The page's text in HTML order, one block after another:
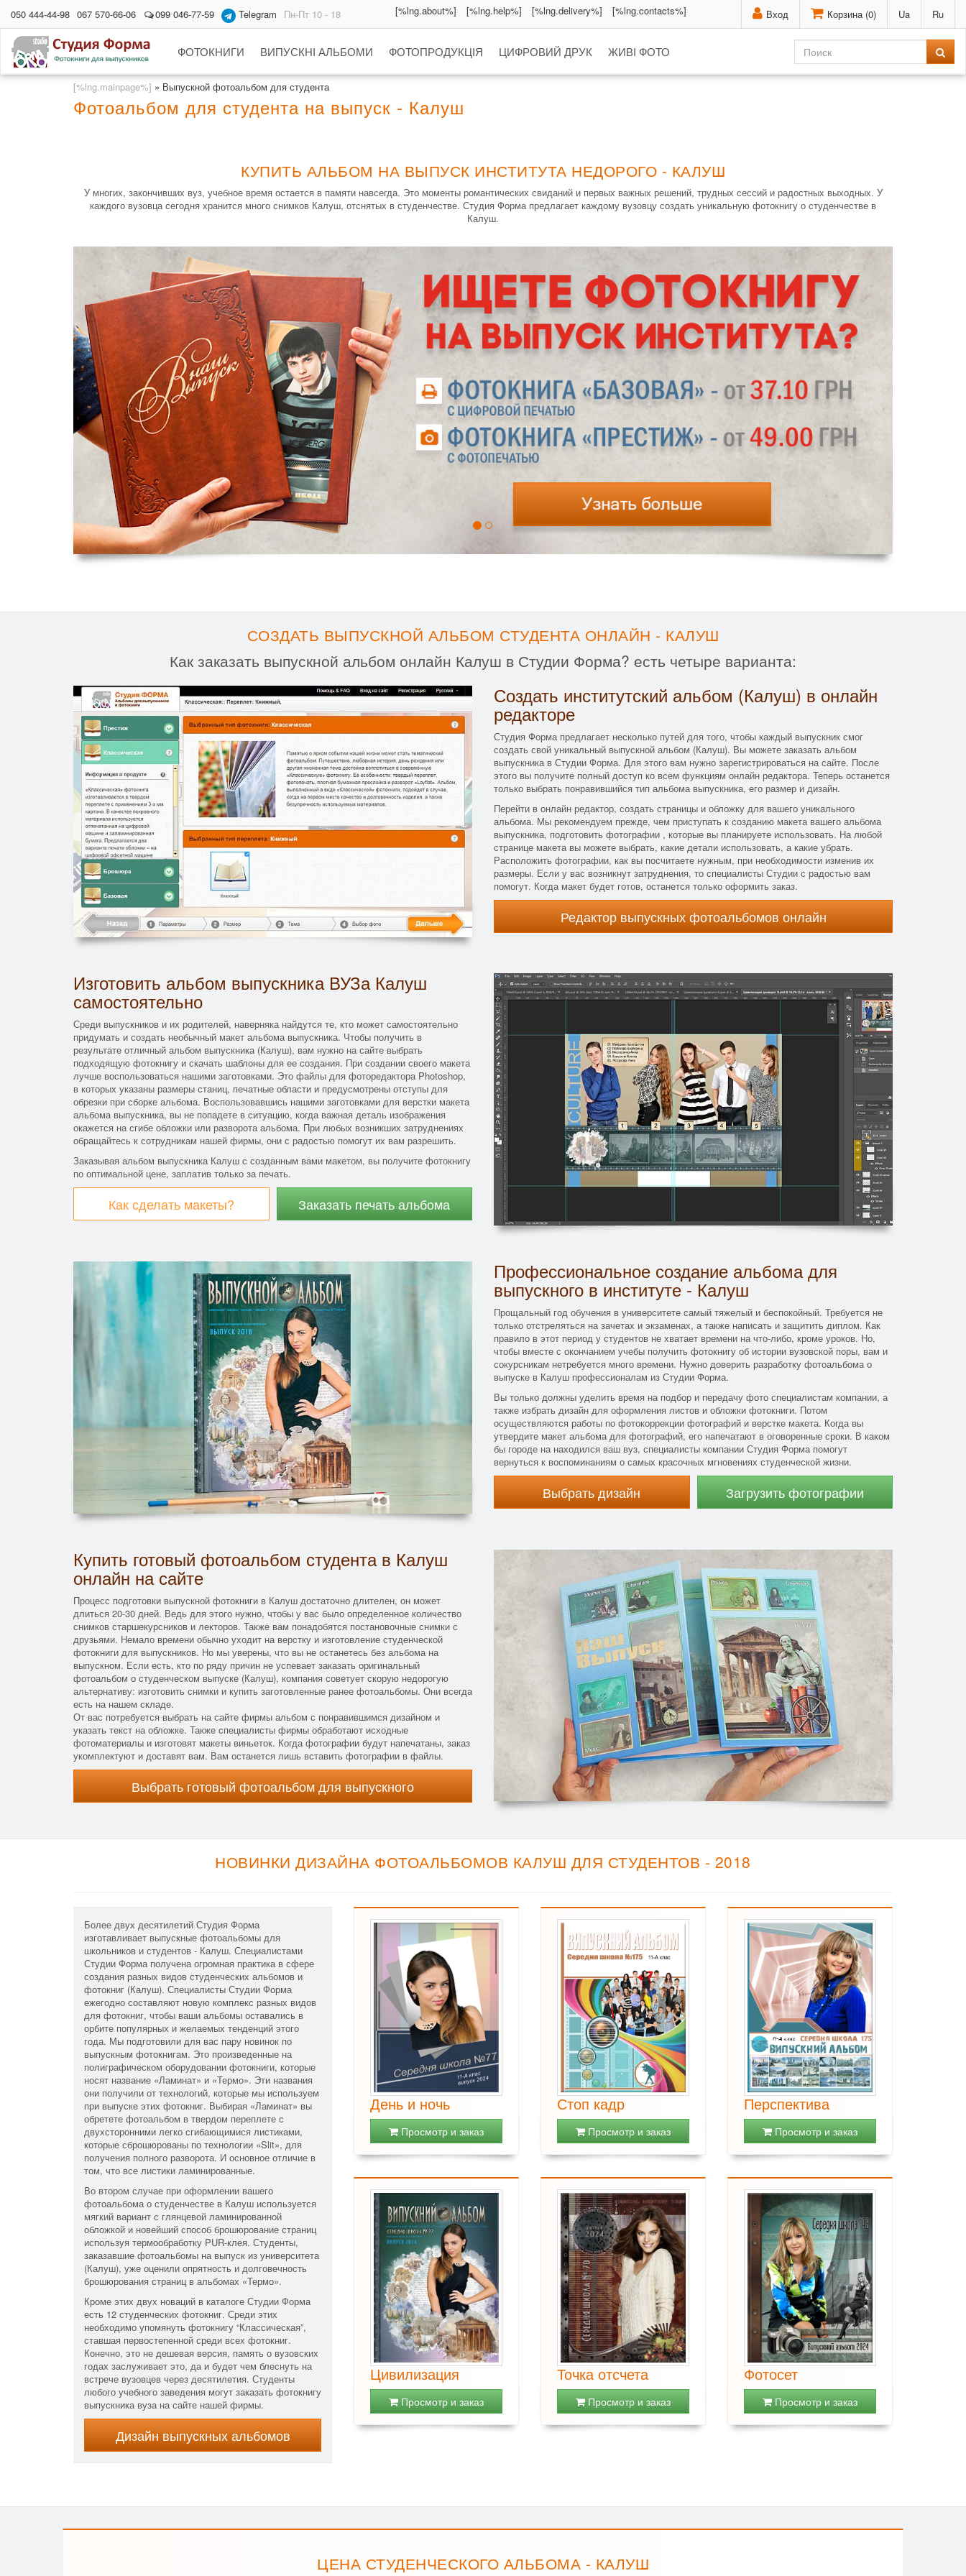
Вход Корзина (0) Ua Ru
050 444-44-98 067 570-66-06 099 046-77-59 Telegram Пн-Пт 10 - 18 [%lng.about%] [%lng.help%] [%lng.delivery%] [%lng.contacts%]
ФОТОКНИГИ ВИПУСКНІ АЛЬБОМИ ФОТОПРОДУКЦІЯ ЦИФРОВИЙ ДРУК ЖИВІ ФОТО
[%lng.mainpage%] » Выпускной фотоальбом для студента
Фотоальбом для студента на выпуск - Калуш
КУПИТЬ АЛЬБОМ НА ВЫПУСК ИНСТИТУТА НЕДОРОГО - КАЛУШ
У многих, закончивших вуз, учебное время остается в памяти навсегда. Это моменты романтических свиданий и первых важных решений, трудных сессий и радостных выходных. У
каждого вузовца сегодня хранится много снимков Калуш, отснятых в студенчестве. Студия Форма предлагает каждому вузовцу создать уникальную фотокнигу о студенчестве в
Калуш.
СОЗДАТЬ ВЫПУСКНОЙ АЛЬБОМ СТУДЕНТА ОНЛАЙН - КАЛУШ
Как заказать выпускной альбом онлайн Калуш в Студии Форма? есть четыре варианта:
Создать институтский альбом (Калуш) в онлайн
редакторе
Студия Форма предлагает несколько путей для того, чтобы каждый выпускник смог
создать свой уникальный выпускной альбом (Калуш). Вы можете заказать альбом
выпускника в Студии Форма. Для этого вам нужно зарегистрироваться на сайте. После
этого вы получите полный доступ ко всем функциям онлайн редактора. Теперь останется
только выбрать понравившийся тип альбома выпускника, его размер и дизайн.
Перейти в онлайн редактор, создать страницы и обложку для вашего уникального
альбома. Мы рекомендуем прежде, чем приступать к созданию макета вашего альбома
выпускника, подготовить фотографии , которые вы планируете использовать. На любой
странице макета вы можете выбрать, какие детали использовать, а какие убрать.
Расположить фотографии, как вы посчитаете нужным, при необходимости изменив их
размеры. Если у вас возникнут затруднения, то специалисты Студии с радостью вам
помогут. Когда макет будет готов, останется только оформить заказ.
Редактор выпускных фотоальбомов онлайн
Изготовить альбом выпускника ВУЗа Калуш
самостоятельно
Среди выпускников и их родителей, наверняка найдутся те, кто может самостоятельно
придумать и создать необычный макет альбома выпускника. Чтобы получить в
результате отличный альбом выпускника (Калуш), вам нужно на сайте выбрать
подходящую фотокнигу и скачать шаблоны для ее создания. При создании своего макета
лучше воспользоваться нашими заготовками. Это файлы для фоторедактора Photoshop,
в которых указаны размеры станиц, печатные области и предусмотрены отступы для
обрезки при сборке альбома. Воспользовавшись нашими заготовками для верстки макета
альбома выпускника, вы не попадете в ситуацию, когда важная деталь изображения
окажется на сгибе обложки или разворота альбома. При любых возникших затруднениях
обращайтесь к сотрудникам нашей фирмы, они с радостью помогут их вам разрешить.
Заказывая альбом выпускника Калуш с созданным вами макетом, вы получите фотокнигу
по оптимальной цене, заплатив только за печать.
Как сделать макеты? Заказать печать альбома
Профессиональное создание альбома для
выпускного в институте - Калуш
Прощальный год обучения в университете самый тяжелый и беспокойный. Требуется не
только отстреляться на зачетах и экзаменах, а также написать и защитить диплом. Как
правило в этот период у студентов не хватает времени на что-либо, кроме уроков. Но,
чтобы вместе с окончанием учебы получить фотокнигу об истории вузовской поры, вам и
сокурсникам нетребуется много времени. Нужно доверить разработку фотоальбома о
выпуске в Калуш профессионалам из Студии Форма.
Вы только должны уделить время на подбор и передачу фото специалистам компании, а
также избрать дизайн для оформления листов и обложки фотокниги. Потом
осуществляются работы по фотокоррекции фотографий и верстке макета. Когда вы
утвердите макет альбома для фотографий, его напечатают в оговоренные сроки. В каком
бы городе на находился ваш вуз, специалисты компании Студия Форма помогут
вернуться к воспоминаниям о самых красочных мгновениях студенческой жизни.
Выбрать дизайн Загрузить фотографии
Купить готовый фотоальбом студента в Калуш
онлайн на сайте
Процесс подготовки выпускной фотокниги в Калуш достаточно длителен, он может
длиться 20-30 дней. Ведь для этого нужно, чтобы у вас было определенное количество
снимков старшекурсников и лекторов. Также вам понадобятся постановочные снимки с
друзьями. Немало времени обычно уходит на верстку и изготовление студенческой
фотокниги для выпускников. Но мы уверены, что вы не останетесь без альбома на
выпускном. Если есть, кто по ряду причин не успевает заказать оригинальный
фотоальбом о студенческом выпуске (Калуш), компания советует скорую недорогую
альтернативу: изготовить снимки и купить заготовленные ранее фотоальбомы. Они всегда
есть на нашем складе.
От вас потребуется выбрать на сайте фирмы альбом с понравившимся дизайном и
указать текст на обложке. Также специалисты фирмы обработают исходные
фотоматериалы и изготовят макеты виньеток. Когда фотографии будут напечатаны, заказ
укомплектуют и доставят вам. Вам останется лишь вставить фотографии в файлы.
Выбрать готовый фотоальбом для выпускного
НОВИНКИ ДИЗАЙНА ФОТОАЛЬБОМОВ КАЛУШ ДЛЯ СТУДЕНТОВ - 2018
Более двух десятилетий Студия Форма
изготавливает выпускные фотоальбомы для
школьников и студентов - Калуш. Специалистами
Студии Форма получена огромная практика в сфере
создания разных видов студенческих альбомов и
фотокниг (Калуш). Специалисты Студии Форма
ежегодно составляют новую комплекс разных видов
для фотокниг, чтобы ваши альбомы оставались в
орбите популярных и желаемых тенденций этого
года. Мы подготовили для вас пару новинок по
выпускным фотокнигам. Это произведенные на
полиграфическом оборудовании фотокниги, которые
носят название «Ламинат» и «Термо». Эти названия
они получили от технологий, которые мы используем
при выпуске этих фотокниг. Выбирая «Ламинат» вы
обретете фотоальбом в твердом переплете с
двухсторонними легко сгибающимися листиками,
которые сброшюрованы по технологии «Slit», для
получения полного разворота. И основное отличие в
том, что все листики ламинированные.
Во втором случае при оформлении вашего
фотоальбома о студенчестве в Калуш используется
мягкий вариант с глянцевой ламинированной
обложкой и новейший способ брошюрование страниц
используя термообработку PUR-клея. Студенты,
заказавшие фотоальбомы на выпуск из университета
(Калуш), уже оценили опрятность и долговечность
брошюрования страниц в альбомах «Термо».
Кроме этих двух новаций в каталоге Студии Форма
есть 12 студенческих фотокниг. Среди этих
необходимо упомянуть фотокнигу “Классическая”,
ставшая первостепенной среди всех фотокниг.
Конечно, это не дешевая версия, память о вузовских
годах заслуживает это, да и будет чем блеснуть на
встрече вузовцев через десятилетия. Студенты
любого учебного заведения могут заказать фотокнигу
выпускника вуза на сайте нашей фирмы.
Дизайн выпускных альбомов
День и ночь
Просмотр и заказ
Стоп кадр
Просмотр и заказ
Перспектива
Просмотр и заказ
Цивилизация
Просмотр и заказ
Точка отсчета
Просмотр и заказ
Фотосет
Просмотр и заказ
ЦЕНА СТУДЕНЧЕСКОГО АЛЬБОМА - КАЛУШ